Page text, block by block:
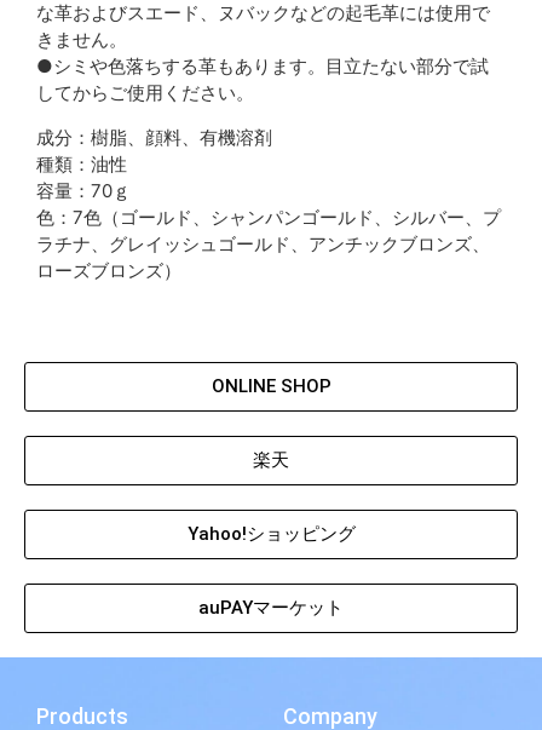
な革およびスエード、ヌバックなどの起毛革には使用で
きません。
●シミや色落ちする革もあります。目立たない部分で試
してからご使用ください。
成分：樹脂、顔料、有機溶剤
種類：油性
容量：70ｇ
色：7色（ゴールド、シャンパンゴールド、シルバー、プ
ラチナ、グレイッシュゴールド、アンチックブロンズ、
ローズブロンズ）
ONLINE SHOP
楽天
Yahoo!ショッピング
auPAYマーケット
Products Company